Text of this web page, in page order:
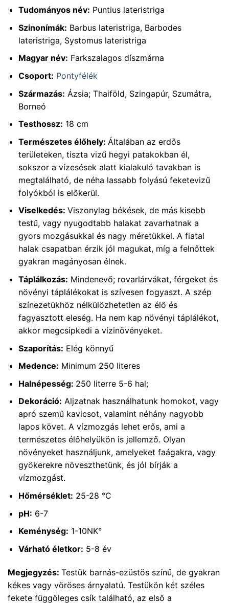
Tudományos név: Puntius lateristriga
Szinonímák: Barbus lateristriga, Barbodes
lateristriga, Systomus lateristriga
Magyar név: Farkszalagos díszmárna
Csoport: Pontyfélék
Származás: Ázsia; Thaiföld, Szingapúr, Szumátra,
Borneó
Testhossz: 18 cm
Természetes élőhely: Általában az erdős
területeken, tiszta vizű hegyi patakokban él,
sokszor a vízesések alatt kialakuló tavakban is
megtalálható, de néha lassabb folyású feketevizű
folyókból is előkerül.
Viselkedés: Viszonylag békések, de más kisebb
testű, vagy nyugodtabb halakat zavarhatnak a
gyors mozgásukkal és nagy méretükkel. A fiatal
halak csapatban érzik jól magukat, míg a felnőttek
gyakran magányosan élnek.
Táplálkozás: Mindenevő; rovarlárvákat, férgeket és
növényi táplálékokat is szívesen fogyaszt. A szép
színezetükhöz nélkülözhetetlen az élő és
fagyasztott eleség. Ha nem kap növényi táplálékot,
akkor megcsipkedi a vízinövényeket.
Szaporítás: Elég könnyű
Medence: Minimum 250 literes
Halnépesség: 250 literre 5-6 hal;
Dekoráció: Aljzatnak használhatunk homokot, vagy
apró szemű kavicsot, valamint néhány nagyobb
lapos követ. A vízmozgás lehet erős, ami a
természetes élőhelyükön is jellemző. Olyan
növényeket használjunk, amelyeket faágakra, vagy
gyökerekre növeszthetünk, és jól bírják a
vízmozgást.
Hőmérséklet: 25-28 °C
pH: 6-7
Keménység: 1-10NK°
Várható életkor: 5-8 év
Megjegyzés: Testük barnás-ezüstös színű, de gyakran
kékes vagy vöröses árnyalatú. Testükön két széles
fekete függőleges csík található, az első a